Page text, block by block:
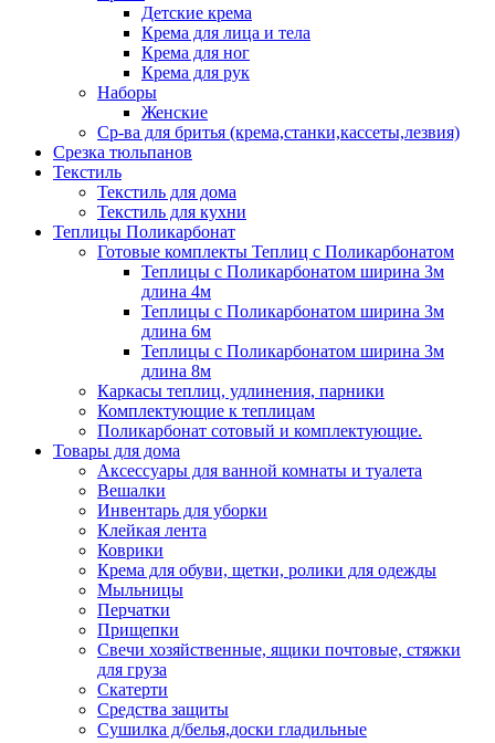
Детские крема
Крема для лица и тела
Крема для ног
Крема для рук
Наборы
Женские
Ср-ва для бритья (крема,станки,кассеты,лезвия)
Срезка тюльпанов
Текстиль
Текстиль для дома
Текстиль для кухни
Теплицы Поликарбонат
Готовые комплекты Теплиц с Поликарбонатом
Теплицы с Поликарбонатом ширина 3м
длина 4м
Теплицы с Поликарбонатом ширина 3м
длина 6м
Теплицы с Поликарбонатом ширина 3м
длина 8м
Каркасы теплиц, удлинения, парники
Комплектующие к теплицам
Поликарбонат сотовый и комплектующие.
Товары для дома
Аксессуары для ванной комнаты и туалета
Вешалки
Инвентарь для уборки
Клейкая лента
Коврики
Крема для обуви, щетки, ролики для одежды
Мыльницы
Перчатки
Прищепки
Свечи хозяйственные, ящики почтовые, стяжки
для груза
Скатерти
Средства защиты
Сушилка д/белья,доски гладильные